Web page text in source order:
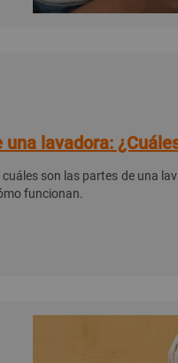
una lavadora:
cuáles son las partes de una
funcionan.